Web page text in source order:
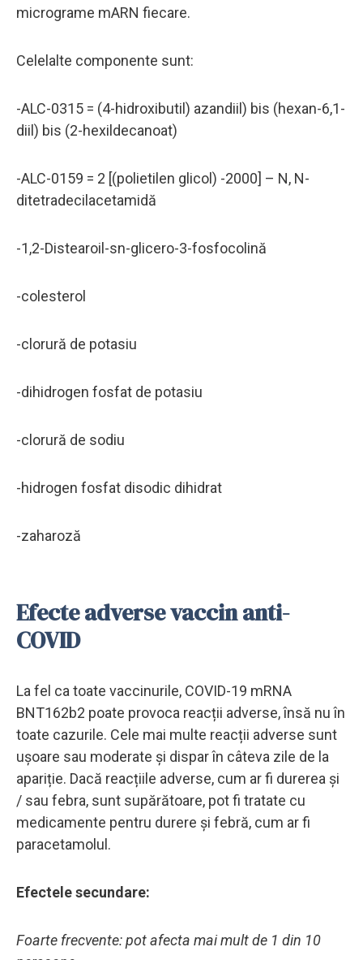
micrograme mARN fiecare.
Celelalte componente sunt:
-ALC-0315 = (4-hidroxibutil) azandiil) bis (hexan-6,1-
diil) bis (2-hexildecanoat)
-ALC-0159 = 2 [(polietilen glicol) -2000] – N, N-
ditetradecilacetamidă
-1,2-Distearoil-sn-glicero-3-fosfocolină
-colesterol
-clorură de potasiu
-dihidrogen fosfat de potasiu
-clorură de sodiu
-hidrogen fosfat disodic dihidrat
-zaharoză
Efecte adverse vaccin anti-
COVID
La fel ca toate vaccinurile, COVID-19 mRNA
BNT162b2 poate provoca reacții adverse, însă nu în
toate cazurile. Cele mai multe reacții adverse sunt
ușoare sau moderate și dispar în câteva zile de la
apariție. Dacă reacțiile adverse, cum ar fi durerea și
/ sau febra, sunt supărătoare, pot fi tratate cu
medicamente pentru durere și febră, cum ar fi
paracetamolul.
Efectele secundare:
Foarte frecvente: pot afecta mai mult de 1 din 10